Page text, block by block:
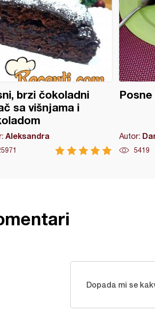
brzi čokoladni
sa višnjama i
Aleksandra Autor:
5419
Dopada mi se